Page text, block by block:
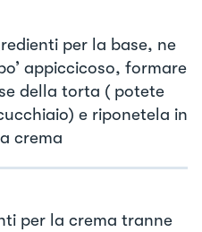
per la base, ne
appiccicoso, formare
della torta ( potete
e riponetela in
crema
per la crema tranne